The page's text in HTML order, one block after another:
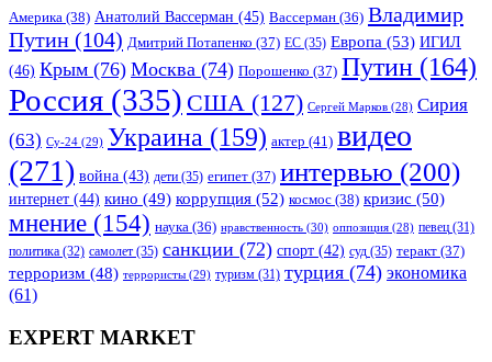
Америка (38) Анатолий Вассерман (45) Вассерман (36) Владимир
Путин (104) Дмитрий Потапенко (37) ЕС (35) Европа (53) ИГИЛ
(46) Крым (76) Москва (74) Порошенко (37) Путин (164)
Россия (335) США (127) Сергей Марков (28) Сирия
(63) Су-24 (29) Украина (159) актер (41) видео
(271) война (43) дети (35) египет (37) интервью (200)
интернет (44) кино (49) коррупция (52) космос (38) кризис (50)
мнение (154) наука (36) нравственность (30) оппозиция (28) певец (31)
политика (32) самолет (35) санкции (72) спорт (42) суд (35) теракт (37)
терроризм (48) террористы (29) туризм (31) турция (74) экономика
(61)
EXPERT MARKET